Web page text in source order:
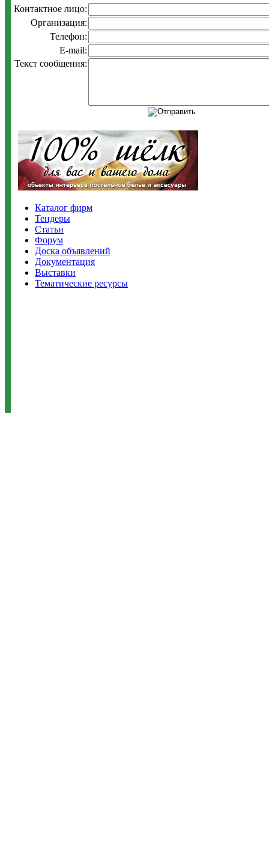
Контактное лицо:
Организация:
Телефон:
E-mail:
Текст сообщения:
Каталог фирм
Тендеры
Статьи
Форум
Доска объявлений
Документация
Выставки
Тематические ресурсы